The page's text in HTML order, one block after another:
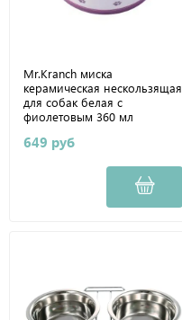
Mr.Kranch миска
керамическая нескользящая
для собак белая с
фиолетовым 360 мл
649 руб